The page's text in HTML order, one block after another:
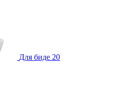
Для биде 20